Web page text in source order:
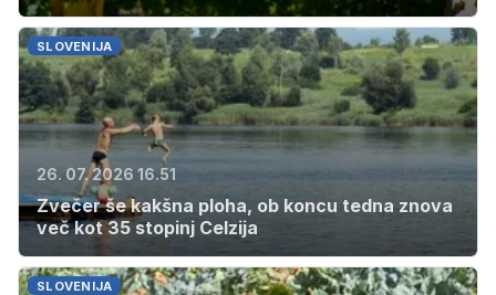
SLOVENIJA
26. 07. 2026 16.51
Zvečer še kakšna ploha, ob koncu tedna znova
več kot 35 stopinj Celzija
SLOVENIJA